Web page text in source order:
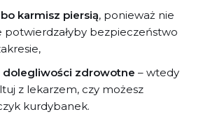
karmisz piersią, ponieważ nie
potwierdzałyby bezpieczeństwo
dolegliwości zdrowotne – wtedy
z lekarzem, czy możesz
kurdybanek.